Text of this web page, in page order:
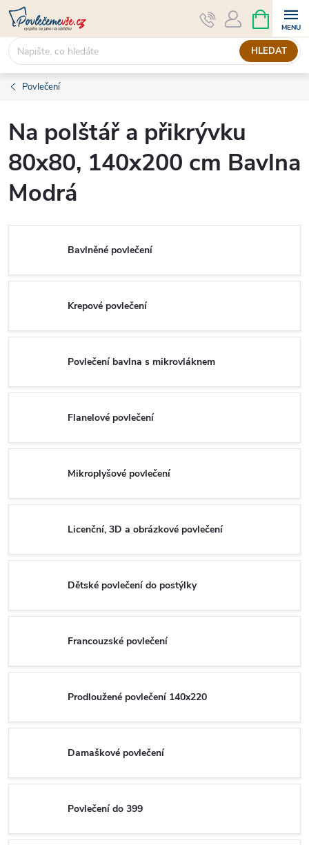
Přejít
obsah
HLEDAT
NÁKUPNÍ
KOŠÍK
Povlečení
Na polštář a přikrývku
80x80, 140x200 cm Bavlna
Modrá
Bavlněné povlečení
Krepové povlečení
Povlečení bavlna s mikrovláknem
Flanelové povlečení
Mikroplyšové povlečení
Licenční, 3D a obrázkové povlečení
Dětské povlečení do postýlky
Francouzské povlečení
Prodloužené povlečení 140x220
Damaškové povlečení
Povlečení do 399